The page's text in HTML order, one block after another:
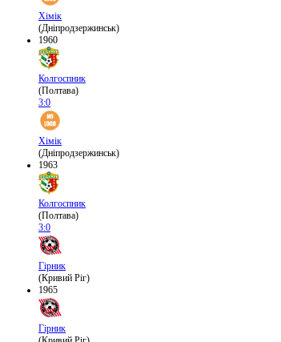
Хімік
(Дніпродзержинськ)
1960
Колгоспник
(Полтава)
3:0
Хімік
(Дніпродзержинськ)
1963
Колгоспник
(Полтава)
3:0
Гірник
(Кривий Ріг)
1965
Гірник